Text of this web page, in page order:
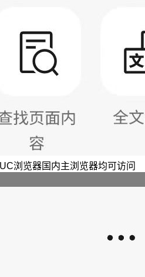
浏览器国内主浏览器均可访问